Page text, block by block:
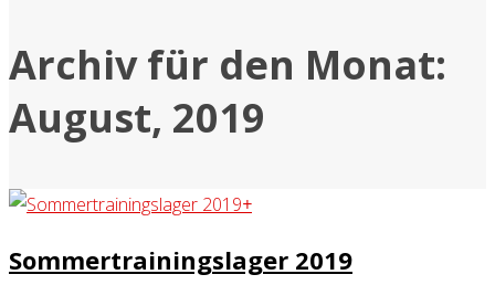
Archiv für den Monat:
August, 2019
+
Sommertrainingslager 2019